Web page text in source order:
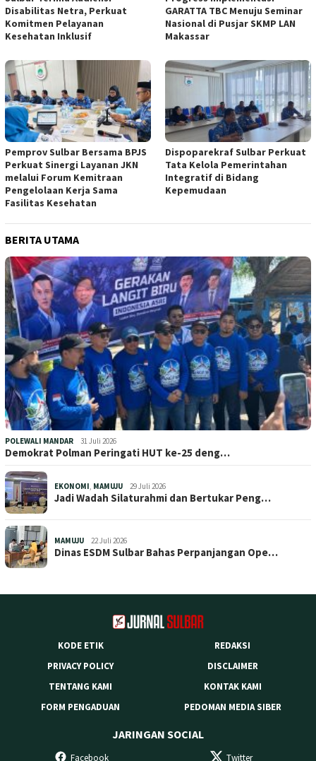
Disabilitas Netra, Perkuat
Komitmen Pelayanan
Kesehatan Inklusif
GARATTA TBC Menuju Seminar
Nasional di Pusjar SKMP LAN
Makassar
Pemprov Sulbar Bersama BPJS
Perkuat Sinergi Layanan JKN
melalui Forum Kemitraan
Pengelolaan Kerja Sama
Fasilitas Kesehatan
Dispoparekraf Sulbar Perkuat
Tata Kelola Pemerintahan
Integratif di Bidang
Kepemudaan
BERITA UTAMA
POLEWALI MANDAR 31 Juli 2026
Demokrat Polman Peringati HUT ke-25 deng…
EKONOMI, MAMUJU 29 Juli 2026
Jadi Wadah Silaturahmi dan Bertukar Peng…
MAMUJU 22 Juli 2026
Dinas ESDM Sulbar Bahas Perpanjangan Ope…
KODE ETIK
REDAKSI
PRIVACY POLICY
DISCLAIMER
TENTANG KAMI
KONTAK KAMI
FORM PENGADUAN
PEDOMAN MEDIA SIBER
JARINGAN SOCIAL
Facebook Twitter